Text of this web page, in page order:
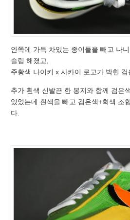
안쪽에 가득 차있는 종이들을 빼고 나
슬림 해졌고,
주황색 나이키 x 사카이 로고가 박힌 검
추가 흰색 신발끈 한 봉지와 함께 검은
있었는데 흰색을 빼고 검은색+회색 조
다.